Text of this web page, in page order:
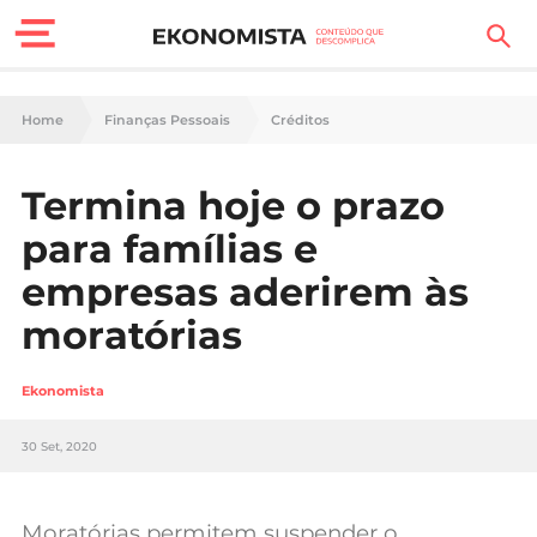
Finanças Pessoais
Carreira
Casa
Lifestyle
Sociedade
Tecnologia
Negócios
Home Finanças Pessoais Créditos
Termina hoje o prazo
para famílias e
empresas aderirem às
moratórias
Ekonomista
30 Set, 2020